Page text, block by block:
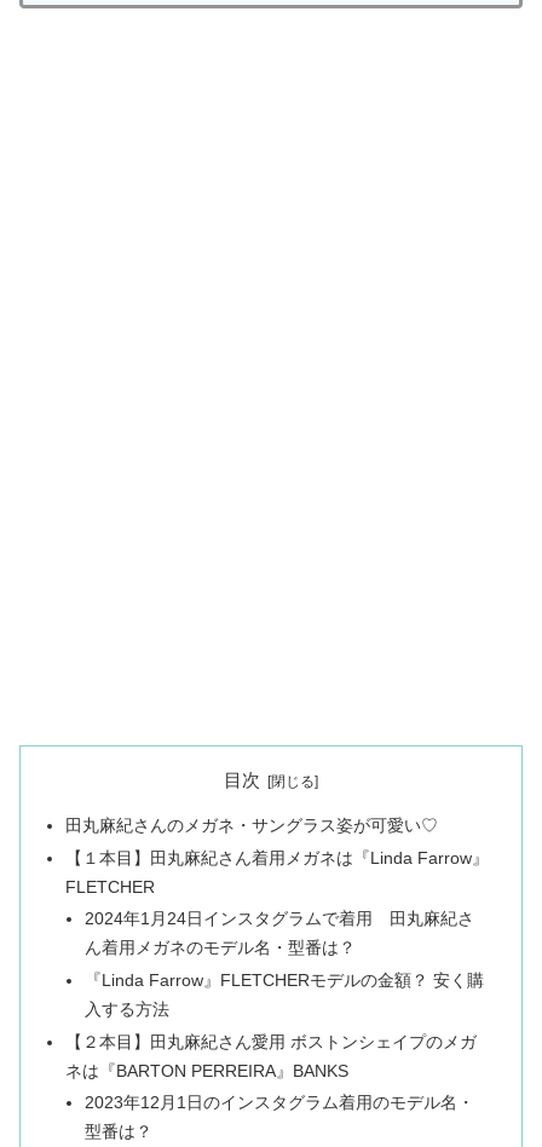
目次
田丸麻紀さんのメガネ・サングラス姿が可愛い♡
【１本目】田丸麻紀さん着用メガネは『Linda Farrow』
FLETCHER
2024年1月24日インスタグラムで着用 田丸麻紀さ
ん着用メガネのモデル名・型番は？
『Linda Farrow』FLETCHERモデルの金額？ 安く購
入する方法
【２本目】田丸麻紀さん愛用 ボストンシェイプのメガ
ネは『BARTON PERREIRA』BANKS
2023年12月1日のインスタグラム着用のモデル名・
型番は？